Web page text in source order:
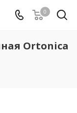
0
Ortonica